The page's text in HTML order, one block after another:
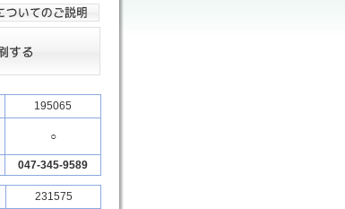
195065
○
047-345-9589
231575